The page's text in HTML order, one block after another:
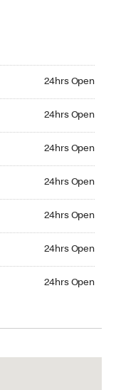
24hrs Open
24hrs Open
24hrs Open
24hrs Open
24hrs Open
24hrs Open
24hrs Open